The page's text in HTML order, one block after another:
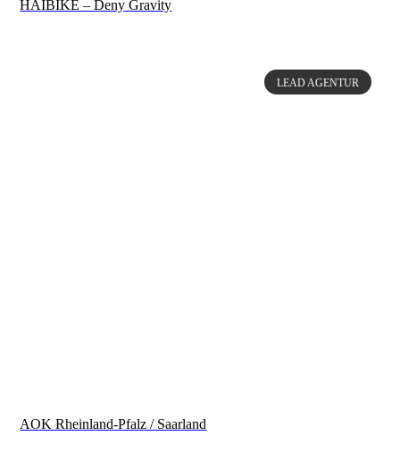
HAIBIKE – Deny Gravity
LEAD AGENTUR
AOK Rheinland-Pfalz / Saarland